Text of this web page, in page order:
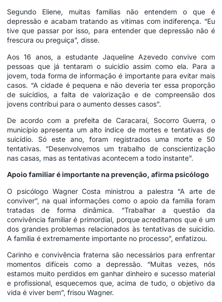
Segundo Eliene, muitas famílias não entendem o que é
depressão e acabam tratando as vitimas com indiferença. “Eu
tive que passar por isso, para entender que depressão não é
frescura ou preguiça”, disse.
Aos 16 anos, a estudante Jaqueline Azevedo convive com
pessoas que já tentaram o suicídio assim como ela. Para a
jovem, toda forma de informação é importante para evitar mais
casos. “A cidade é pequena e não deveria ter essa proporção
de suicídios, a falta de valorização e de compreensão dos
jovens contribui para o aumento desses casos”.
De acordo com a prefeita de Caracaraí, Socorro Guerra, o
município apresenta um alto índice de mortes e tentativas de
suicídio. Só este ano, foram registrados uma morte e 50
tentativas. “Desenvolvemos um trabalho de conscientização
nas casas, mas as tentativas acontecem a todo instante”.
Apoio familiar é importante na prevenção, afirma psicólogo
O psicólogo Wagner Costa ministrou a palestra “A arte de
conviver”, na qual informações como o apoio da família foram
tratadas de forma dinâmica. “Trabalhar a questão da
convivência familiar é primordial, porque acreditamos que é um
dos grandes problemas relacionados às tentativas de suicídio.
A família é extremamente importante no processo”, enfatizou.
Carinho e convivência fraterna são necessários para enfrentar
momentos difíceis como a depressão. “Muitas vezes, nós
estamos muito perdidos em ganhar dinheiro e sucesso material
e profissional, esquecemos que, acima de tudo, o objetivo da
vida é viver bem”, frisou Wagner.